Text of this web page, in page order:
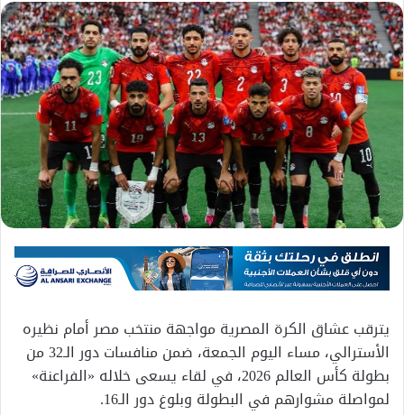
يترقب عشاق الكرة المصرية مواجهة منتخب مصر أمام نظيره
الأسترالي، مساء اليوم الجمعة، ضمن منافسات دور الـ32 من
بطولة كأس العالم 2026، في لقاء يسعى خلاله «الفراعنة»
لمواصلة مشوارهم في البطولة وبلوغ دور الـ16.